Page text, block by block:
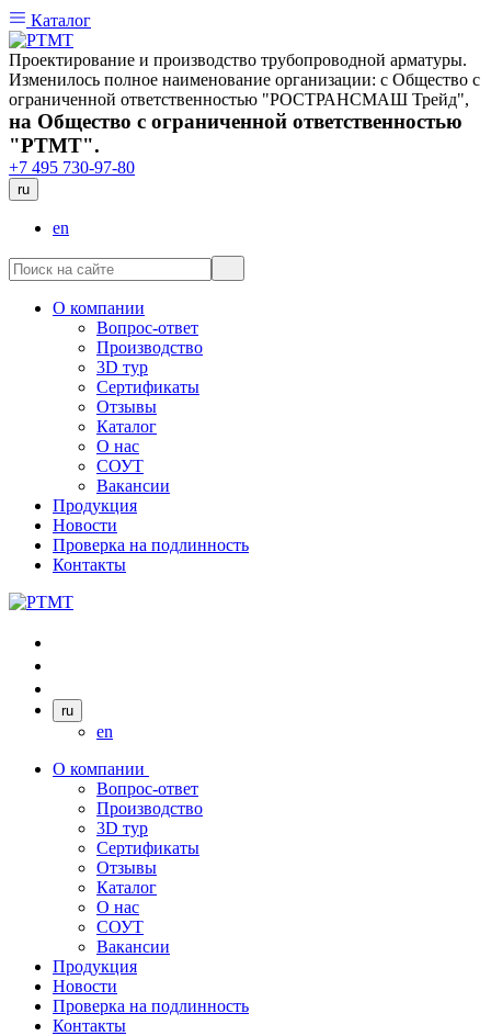
Каталог
Проектирование и производство трубопроводной арматуры.
Изменилось полное наименование организации: с Общество с
ограниченной ответственностью "РОСТРАНСМАШ Трейд",
на Общество с ограниченной ответственностью
"РТМТ".
+7 495 730-97-80
ru
en
О компании
Вопрос-ответ
Производство
3D тур
Сертификаты
Отзывы
Каталог
О нас
СОУТ
Вакансии
Продукция
Новости
Проверка на подлинность
Контакты
ru
en
О компании
Вопрос-ответ
Производство
3D тур
Сертификаты
Отзывы
Каталог
О нас
СОУТ
Вакансии
Продукция
Новости
Проверка на подлинность
Контакты